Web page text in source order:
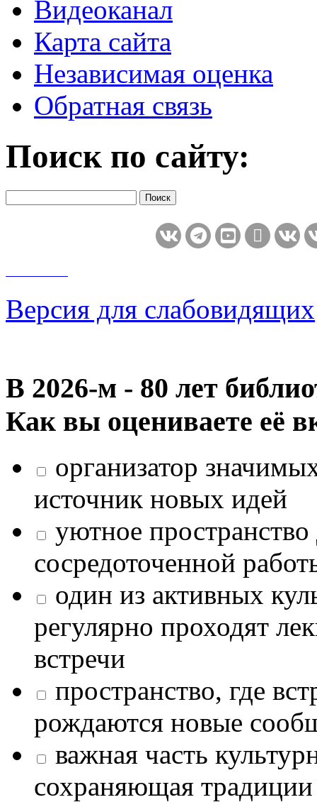
Видеоканал
Карта сайта
Независимая оценка
Обратная связь
Поиск по сайту:
Версия для слабовидящих
В 2026‑м - 80 лет
Как вы оцениваете её
организатор
источник новых идей
уютное
сосредоточенной
один из активных
регулярно проходят
встречи
пространство, где
рождаются новые
важная часть
сохраняющая